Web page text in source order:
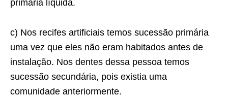
primária líquida.
c) Nos recifes artificiais temos sucessão primária
uma vez que eles não eram habitados antes de
instalação. Nos dentes dessa pessoa temos
sucessão secundária, pois existia uma
comunidade anteriormente.